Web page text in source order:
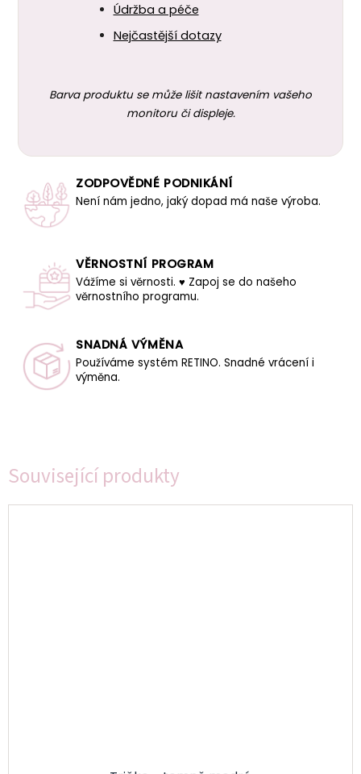
Související produkty
Údržba a péče
Nejčastější dotazy
Barva produktu se může lišit nastavením vašeho
monitoru či displeje.
ZODPOVĚDNÉ PODNIKÁNÍ
Není nám jedno, jaký dopad má naše výroba.
VĚRNOSTNÍ PROGRAM
Vážíme si věrnosti. ♥ Zapoj se do našeho
věrnostního programu.
SNADNÁ VÝMĚNA
Používáme systém RETINO. Snadné vrácení i
výměna.